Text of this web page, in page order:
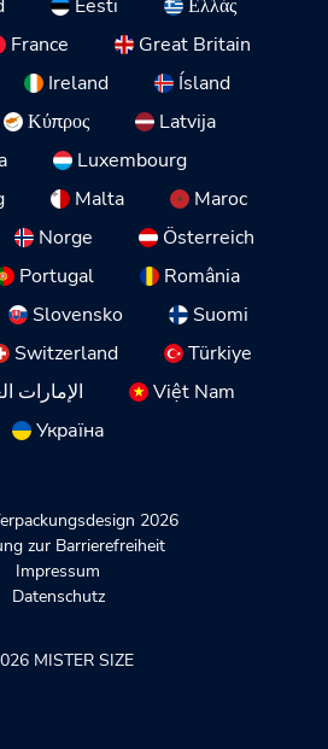
Eesti
Ελλάς
France
Great Britain
Ireland
Ísland
Κύπρος
Latvija
Luxembourg
Malta
Maroc
Norge
Österreich
Portugal
România
Slovensko
Suomi
Switzerland
Türkiye
الإمارات
Việt Nam
Україна
2026
zur Barrierefreiheit
Impressum
Datenschutz
MISTER SIZE